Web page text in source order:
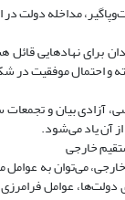
مداخله دولت
برای نهادهایی
و احتمال موفقیت
آزادی بیان و تجمعات
آن یاد می‌شود.
می‌توان به
عوامل